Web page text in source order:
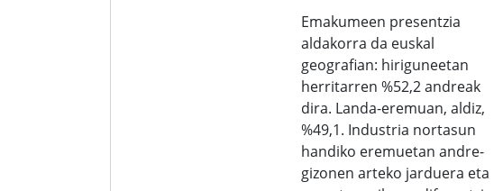
Emakumeen presentzia
aldakorra da euskal
geografian: hiriguneetan
herritarren %52,2 andreak
dira. Landa-eremuan, aldiz,
%49,1. Industria nortasun
handiko eremuetan andre-
gizonen arteko jarduera eta